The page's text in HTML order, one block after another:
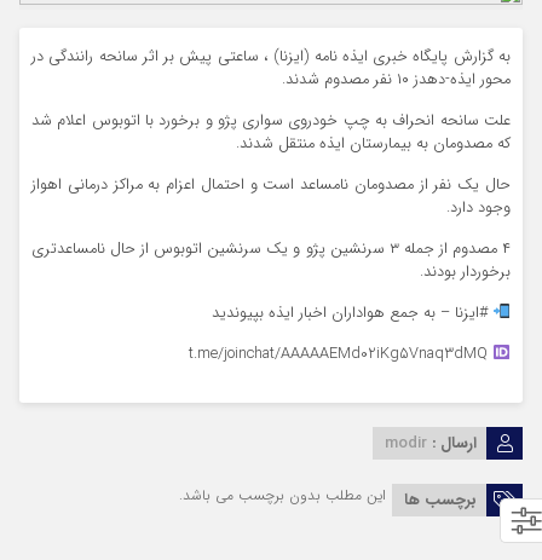
به گزارش پایگاه خبری ایذه نامه (ایزنا) ، ساعتی پیش بر اثر سانحه رانندگی در
محور ایذه-دهدز ۱۰ نفر مصدوم شدند.
علت سانحه انحراف به چپ خودروی سواری پژو و برخورد با اتوبوس اعلام شد
که مصدومان به بیمارستان ایذه منتقل شدند.
حال یک نفر از مصدومان نامساعد است و احتمال اعزام به مراکز درمانی اهواز
وجود دارد.
۴ مصدوم از جمله ۳ سرنشین پژو و یک سرنشین اتوبوس از حال نامساعدتری
برخوردار بودند.
#ایزنا – به جمع هواداران اخبار ایذه بپیوندید
ارسال : modir
برچسب ها این مطلب بدون برچسب می باشد.